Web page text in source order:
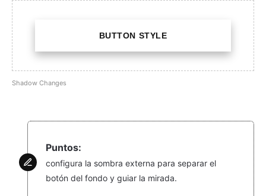
BUTTON STYLE
Shadow Changes
Puntos:
configura la sombra externa para separar el
botón del fondo y guiar la mirada.